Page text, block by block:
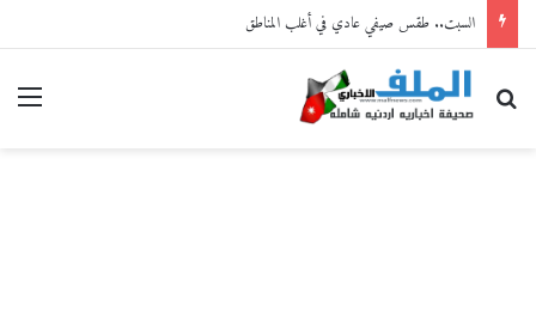
السبت.. طقس صيفي عادي في أغلب المناطق
بحث عن